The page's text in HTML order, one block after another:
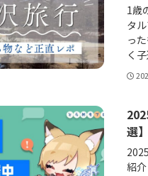
1歳
タ
っ
く
選
紹